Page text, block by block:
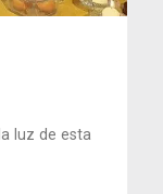
luz de esta